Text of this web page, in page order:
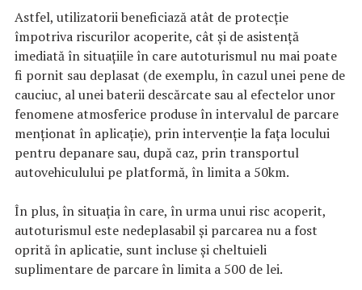
Astfel, utilizatorii beneficiază atât de protecție
împotriva riscurilor acoperite, cât și de asistență
imediată în situațiile în care autoturismul nu mai poate
fi pornit sau deplasat (de exemplu, în cazul unei pene de
cauciuc, al unei baterii descărcate sau al efectelor unor
fenomene atmosferice produse în intervalul de parcare
menționat în aplicație), prin intervenție la fața locului
pentru depanare sau, după caz, prin transportul
autovehiculului pe platformă, în limita a 50km.
În plus, în situația în care, în urma unui risc acoperit,
autoturismul este nedeplasabil și parcarea nu a fost
oprită în aplicatie, sunt incluse și cheltuieli
suplimentare de parcare în limita a 500 de lei.